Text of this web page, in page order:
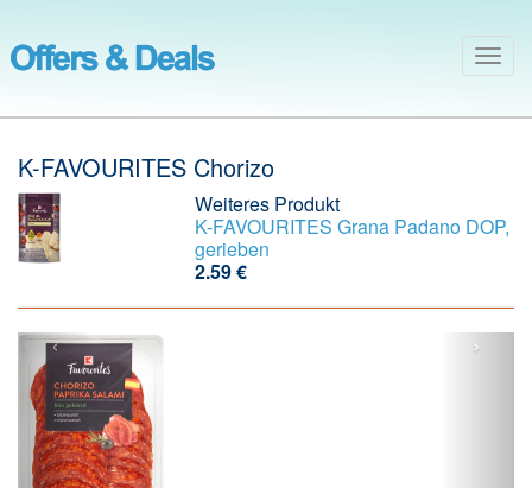
K-FAVOURITES Chorizo
Weiteres Produkt
K-FAVOURITES Grana Padano DOP,
gerieben
2.59 €
‹ ›